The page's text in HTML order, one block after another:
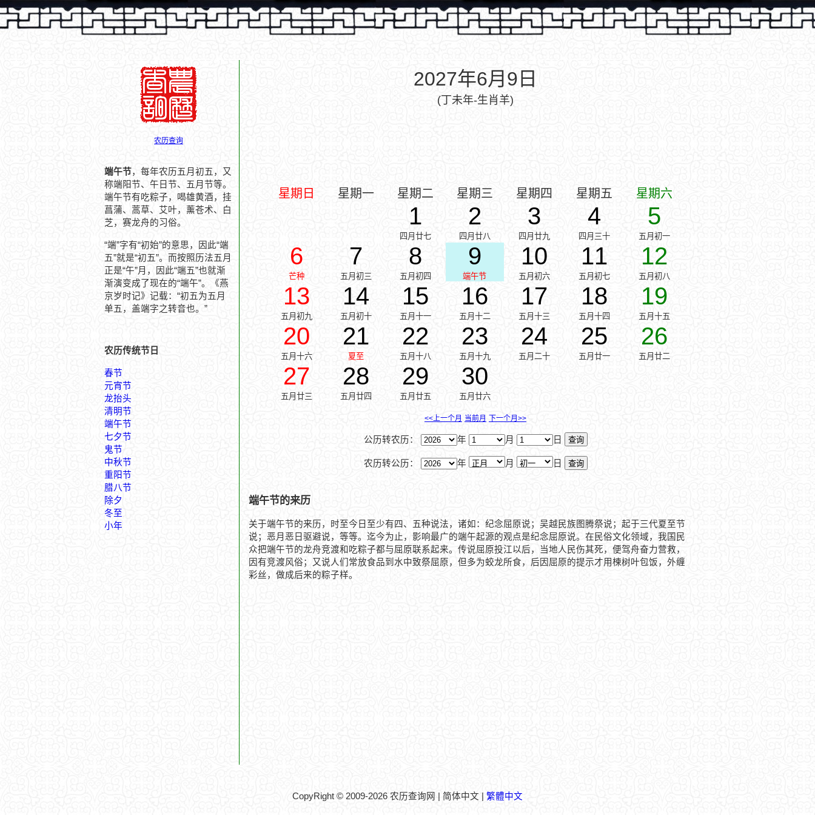
农历查询
端午节，每年农历五月初五，又
称端阳节、午日节、五月节等。
端午节有吃粽子，喝雄黄酒，挂
菖蒲、蒿草、艾叶，薰苍术、白
芝，赛龙舟的习俗。
“端”字有“初始”的意思，因此“端
五”就是“初五”。而按照历法五月
正是“午”月，因此“端五”也就渐
渐演变成了现在的“端午”。《燕
京岁时记》记载：“初五为五月
单五，盖端字之转音也。”
农历传统节日
春节
元宵节
龙抬头
清明节
端午节
七夕节
鬼节
中秋节
重阳节
腊八节
除夕
冬至
小年
2027年6月9日
(丁未年-生肖羊)
星期日 星期一 星期二 星期三 星期四 星期五 星期六
1
四月廿七
2
四月廿八
3
四月廿九
4
四月三十
5
五月初一
6
芒种
7
五月初三
8
五月初四
9
端午节
10
五月初六
11
五月初七
12
五月初八
13
五月初九
14
五月初十
15
五月十一
16
五月十二
17
五月十三
18
五月十四
19
五月十五
20
五月十六
21
夏至
22
五月十八
23
五月十九
24
五月二十
25
五月廿一
26
五月廿二
27
五月廿三
28
五月廿四
29
五月廿五
30
五月廿六
<<上一个月 当前月 下一个月>>
公历转农历： 年 月 日
农历转公历： 年 月 日
端午节的来历
关于端午节的来历，时至今日至少有四、五种说法，诸如：纪念屈原说；吴越民族图腾祭说；起于三代夏至节
说；恶月恶日驱避说，等等。迄今为止，影响最广的端午起源的观点是纪念屈原说。在民俗文化领域，我国民
众把端午节的龙舟竞渡和吃粽子都与屈原联系起来。传说屈原投江以后，当地人民伤其死，便驾舟奋力营救，
因有竞渡风俗；又说人们常放食品到水中致祭屈原，但多为蛟龙所食，后因屈原的提示才用楝树叶包饭，外缠
彩丝，做成后来的粽子样。
CopyRight © 2009-2026 农历查询网 | 简体中文 | 繁體中文